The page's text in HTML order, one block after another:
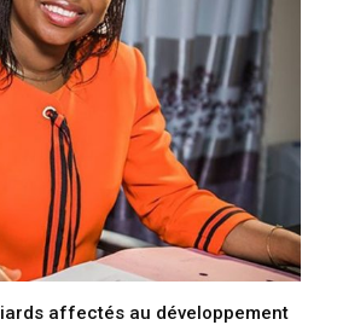
affectés au développement